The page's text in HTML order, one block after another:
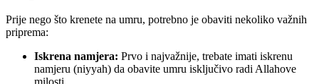
Prije nego što krenete na umru, potrebno je obaviti nekoliko važnih
priprema:
Iskrena namjera: Prvo i najvažnije, trebate imati iskrenu
namjeru (niyyah) da obavite umru isključivo radi Allahove